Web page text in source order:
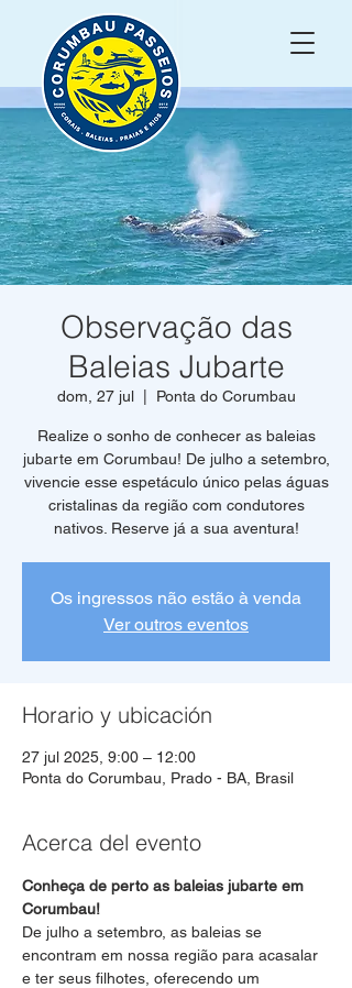
Observação das
Baleias Jubarte
dom, 27 jul
  |
Ponta do Corumbau
Realize o sonho de conhecer as baleias
jubarte em Corumbau! De julho a setembro,
vivencie esse espetáculo único pelas águas
cristalinas da região com condutores
Os ingressos não estão à venda
Ver outros eventos
Horario y ubicación
27 jul 2025, 9:00 – 12:00
Ponta do Corumbau, Prado - BA, Brasil
Acerca del evento
Conheça de perto as baleias jubarte em
Corumbau!
De julho a setembro, as baleias se
encontram em nossa região para acasalar
e ter seus filhotes, oferecendo um